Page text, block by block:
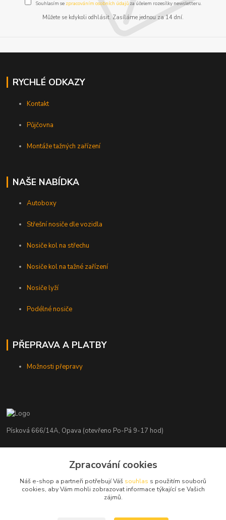
Souhlasím se zpracováním osobních údajůza účelem rozesílky newsletteru.
Můžete se kdykoli odhlásit. Zasíláme jednou za 14 dní.
RYCHLÉ ODKAZY
Kontakt
Půjčovna
Montáže tažných zařízení
NAŠE NABÍDKA
Autoboxy
Střešní nosiče dle vozidla
Nosiče kol na střechu
Nosiče kol na tažné zařízení
Nosiče lyží
Podélné nosiče
PŘEPRAVA A PLATBY
Možnosti přepravy
Písková 666/14A, Opava (otevřeno Po-Pá 9-17 hod)
+420 776 839 986
info@nosice.com
Zpracování cookies
Náš e-shop a partneři potřebují Váš souhlas s použitím souborů
cookies, aby Vám mohli zobrazovat informace týkající se Vašich
zájmů.